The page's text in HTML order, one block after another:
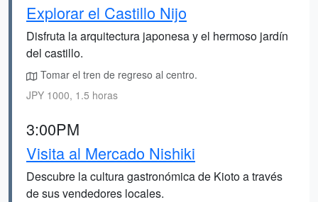
Explorar el Castillo Nijo
Disfruta la arquitectura japonesa y el hermoso jardín
del castillo.
Tomar el tren de regreso al centro.
JPY 1000, 1.5 horas
3:00PM
Visita al Mercado Nishiki
Descubre la cultura gastronómica de Kioto a través
de sus vendedores locales.